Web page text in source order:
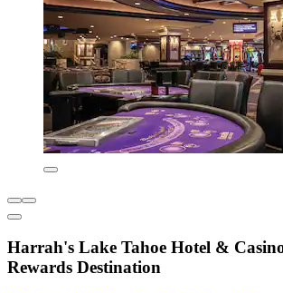
Harrah's Lake Tahoe Hotel &
Rewards Destination